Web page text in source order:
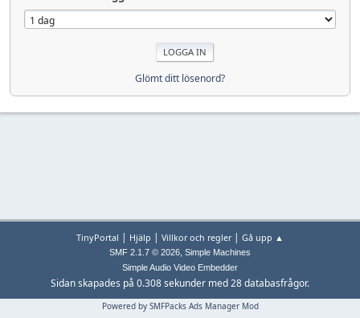
Glömt ditt lösenord?
TinyPortal | Hjälp | Villkor och regler| Gå upp ▲
SMF 2.1.7 © 2026, Simple Machines
Simple Audio Video Embedder
Sidan skapades på 0.308 sekunder med 28 databasfrågor.
Powered by SMFPacks Ads Manager Mod